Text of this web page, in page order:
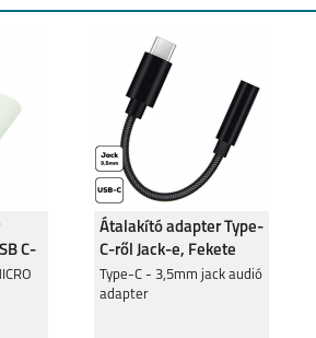
C-
Átalakító adapter Type-
C-ről Jack-e, Fekete
Type-C - 3,5mm jack audió
adapter